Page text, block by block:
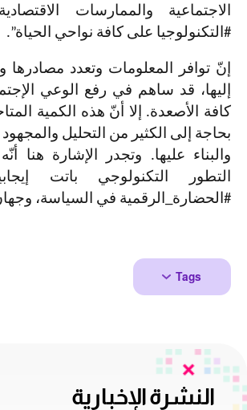
الاجتماعية والممارسات
#التكنولوجيا على كافة نواحي الحياة”.
إنّ توافر المعلومات وتعدد
إليها، قد ساهم في رفع الوعي
كافة الأصعدة. إلا أنّ هذه الكمية
بحاجة إلى الكثير من التحليل
والبناء عليها. وتجدر الإشارة
التطور التكنولوجي باتت
#الحضارة_الرقمية في السياسة،
Tags
النشرة الإخبارية